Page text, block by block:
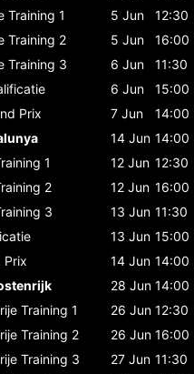
Training 1 5 Jun
12:30
Training 2 5 Jun
16:00
Training 3 6 Jun
11:30
6 Jun
15:00
Prix 7 Jun
14:00
14 Jun 14:00
1 12 Jun 12:30
2 12 Jun 16:00
3 13 Jun 11:30
13 Jun 15:00
Prix 14 Jun 14:00
28 Jun 14:00
Training 1 26 Jun 12:30
Training 2 26 Jun 16:00
Training 3 27 Jun 11:30